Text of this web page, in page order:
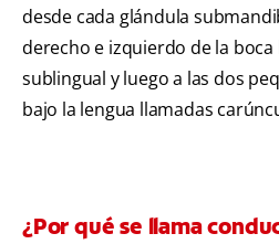
desde cada glándula
derecho e izquierdo de la
sublingual y luego a las dos
bajo la lengua llamadas
¿Por qué se llama